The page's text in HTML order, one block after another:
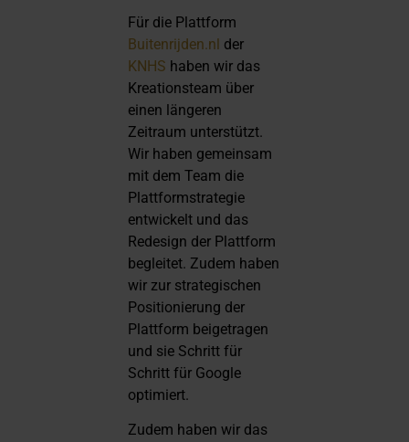
Für die Plattform
Buitenrijden.nl der
KNHS haben wir das
Kreationsteam über
einen längeren
Zeitraum unterstützt.
Wir haben gemeinsam
mit dem Team die
Plattformstrategie
entwickelt und das
Redesign der Plattform
begleitet. Zudem haben
wir zur strategischen
Positionierung der
Plattform beigetragen
und sie Schritt für
Schritt für Google
optimiert.
Zudem haben wir das